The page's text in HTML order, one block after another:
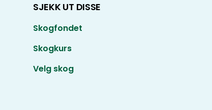
SJEKK UT DISSE
Skogfondet
Skogkurs
Velg skog